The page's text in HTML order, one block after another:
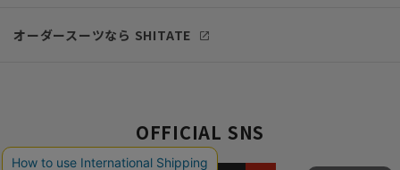
オーダースーツなら SHITATE
OFFICIAL SNS